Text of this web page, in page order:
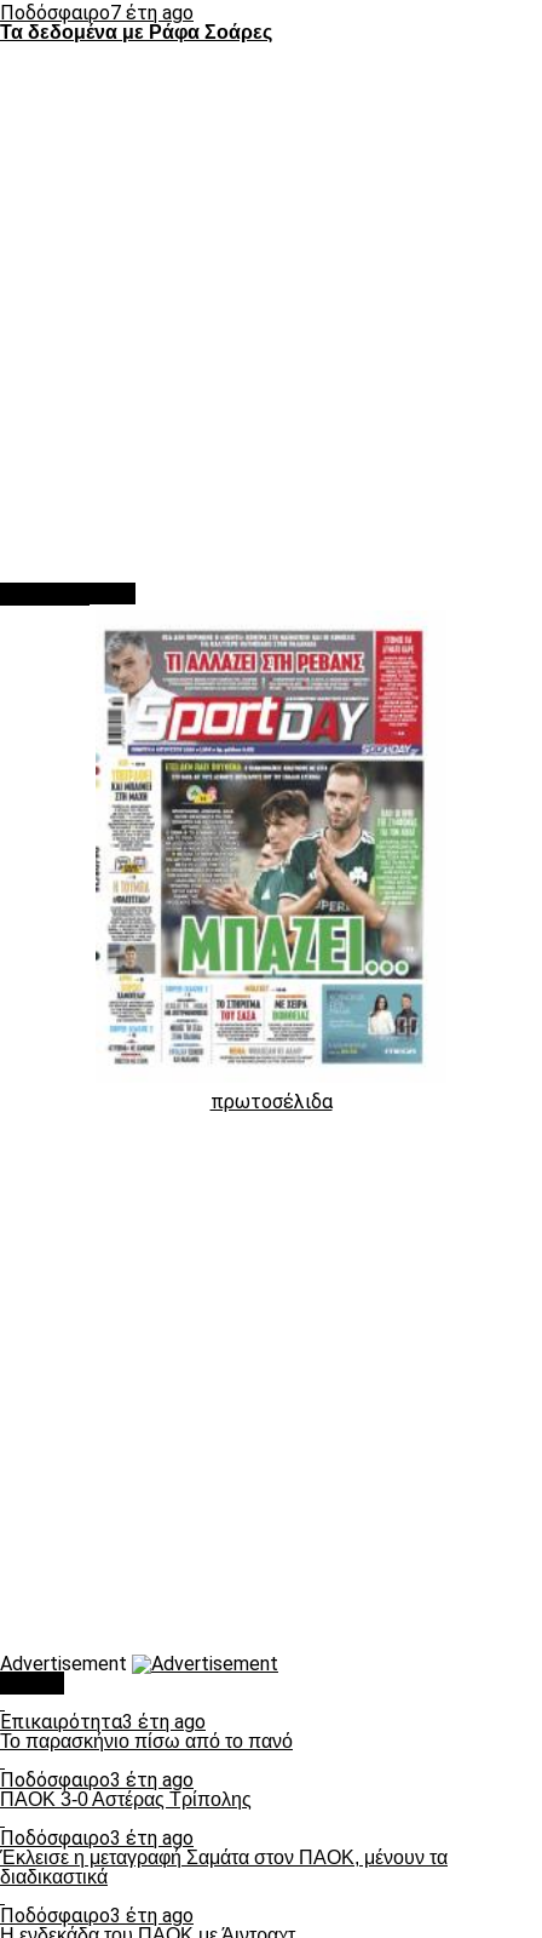
Ποδόσφαιρο7 έτη ago
Τα δεδομένα με Ράφα Σοάρες
πρωτοσέλιδα
Advertisement
Επικαιρότητα3 έτη ago
Το παρασκήνιο πίσω από το πανό
Ποδόσφαιρο3 έτη ago
ΠΑΟΚ 3-0 Αστέρας Τρίπολης
Ποδόσφαιρο3 έτη ago
Έκλεισε η μεταγραφή Σαμάτα στον ΠΑΟΚ, μένουν τα
διαδικαστικά
Ποδόσφαιρο3 έτη ago